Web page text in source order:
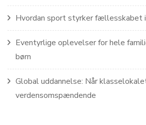
Hvordan sport styrker fællesskabet
Eventyrlige oplevelser for hele
børn
Global uddannelse: Når
verdensomspændende